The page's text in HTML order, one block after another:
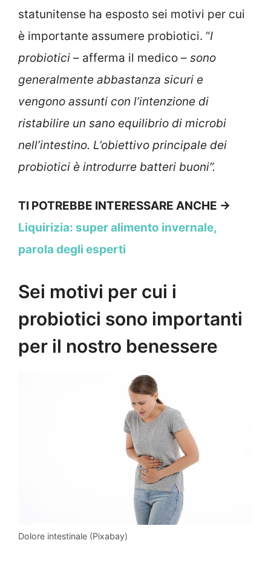
statunitense ha esposto sei motivi per cui
è importante assumere probiotici. “I
probiotici – afferma il medico – sono
generalmente abbastanza sicuri e
vengono assunti con l’intenzione di
ristabilire un sano equilibrio di microbi
nell’intestino. L’obiettivo principale dei
probiotici è introdurre batteri buoni”.
TI POTREBBE INTERESSARE ANCHE ->
Liquirizia: super alimento invernale,
parola degli esperti
Sei motivi per cui i
probiotici sono importanti
per il nostro benessere
Dolore intestinale (Pixabay)